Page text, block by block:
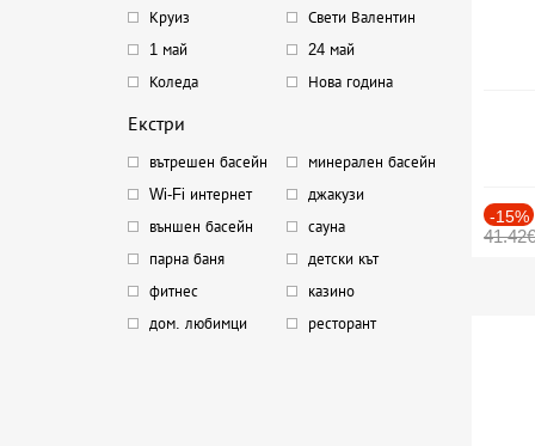
Круиз
Свети Валентин
1 май
24 май
Коледа
Нова година
Екстри
вътрешен басейн
минерален басейн
Wi-Fi интернет
джакузи
външен басейн
сауна
парна баня
детски кът
фитнес
казино
дом. любимци
ресторант
-15%
41.42€